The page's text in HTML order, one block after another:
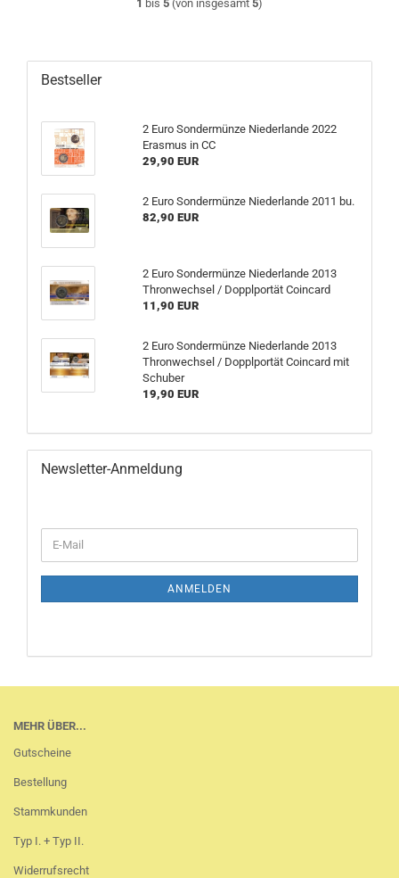
1 bis 5 (von insgesamt 5)
Bestseller
2 Euro Sondermünze Niederlande 2022
Erasmus in CC
29,90 EUR
2 Euro Sondermünze Niederlande 2011 bu.
82,90 EUR
2 Euro Sondermünze Niederlande 2013
Thronwechsel / Dopplportät Coincard
11,90 EUR
2 Euro Sondermünze Niederlande 2013
Thronwechsel / Dopplportät Coincard mit
Schuber
19,90 EUR
Newsletter-Anmeldung
ZUR
NEWSLETTER-
E-
Mail
ANMELDEN
MEHR ÜBER...
Gutscheine
Bestellung
Stammkunden
Typ I. + Typ II.
Widerrufsrecht